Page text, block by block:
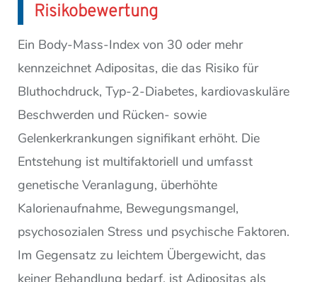
Risikobewertung
Ein Body-Mass-Index von 30 oder mehr
kennzeichnet Adipositas, die das Risiko für
Bluthochdruck, Typ-2-Diabetes, kardiovaskuläre
Beschwerden und Rücken- sowie
Gelenkerkrankungen signifikant erhöht. Die
Entstehung ist multifaktoriell und umfasst
genetische Veranlagung, überhöhte
Kalorienaufnahme, Bewegungsmangel,
psychosozialen Stress und psychische Faktoren.
Im Gegensatz zu leichtem Übergewicht, das